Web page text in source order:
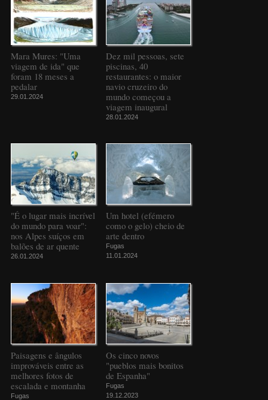
Mara Mures: "Uma
viagem de ida" que
foram 18 meses a
pedalar
29.01.2024
Dez mil pessoas, sete
piscinas, 40
restaurantes: o maior
navio cruzeiro do
mundo começou a
viagem inaugural
28.01.2024
"É o lugar mais incrível
do mundo para voar":
nos Alpes suíços em
balões de ar quente
26.01.2024
Um hotel (efémero
como o gelo) cheio de
arte dentro
Fugas
11.01.2024
Paisagens e ângulos
improváveis entre as
melhores fotos de
escalada e montanha
Fugas
Os cinco novos
"pueblos mais bonitos
de Espanha"
Fugas
19.12.2023